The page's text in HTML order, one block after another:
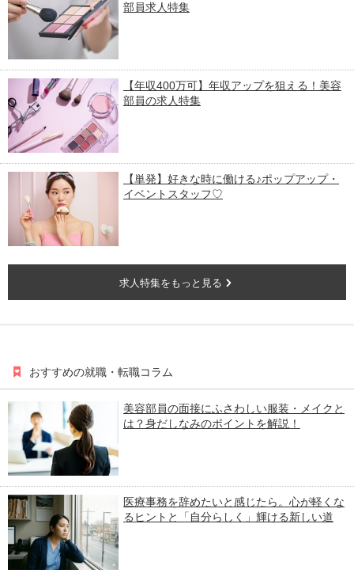
部員求人特集
【年収400万可】年収アップを狙える！美容
部員の求人特集
【単発】好きな時に働ける♪ポップアップ・
イベントスタッフ♡
求人特集をもっと見る
おすすめの就職・転職コラム
美容部員の面接にふさわしい服装・メイクと
は？身だしなみのポイントを解説！
医療事務を辞めたいと感じたら。心が軽くな
るヒントと「自分らしく」輝ける新しい道